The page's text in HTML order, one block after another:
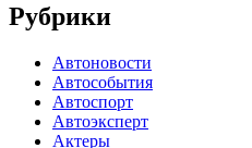
Рубрики
Автоновости
Автособытия
Автоспорт
Автоэксперт
Актеры